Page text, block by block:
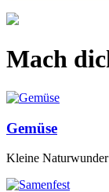
Mach
Gemüse
Kleine Naturwunder